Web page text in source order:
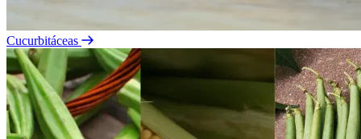
Cucurbitáceas